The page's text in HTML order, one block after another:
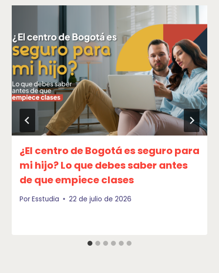
¿El centro de Bogotá es seguro para
mi hijo? Lo que debes saber antes
de que empiece clases
PorEsstudia 22 de julio de 2026